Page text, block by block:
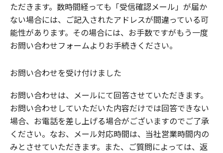
ただきます。数時間経っても「受信確認メール」が届か
ない場合には、ご記入されたアドレスが間違っている可
能性があります。その場合には、お手数ですがもう一度
お問い合わせフォームよりお手続きください。
お問い合わせを受け付けました
お問い合わせは、メールにて回答させていただきます。
お問い合わせしていただいた内容だけでは回答できない
場合、お電話を差し上げる場合がございますのでご了承
ください。なお、メール対応時間は、当社営業時間内の
みとさせていただきます。また、ご質問によっては、返